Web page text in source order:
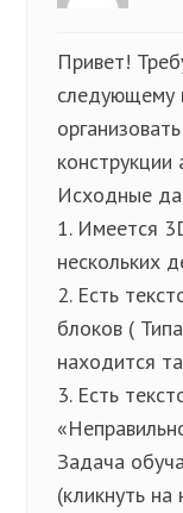
Привет!
следующему
конструкции
Исходные
1. Имеется
нескольких
2. Есть
блоков (
находится
3. Есть
Задача
(кликнуть